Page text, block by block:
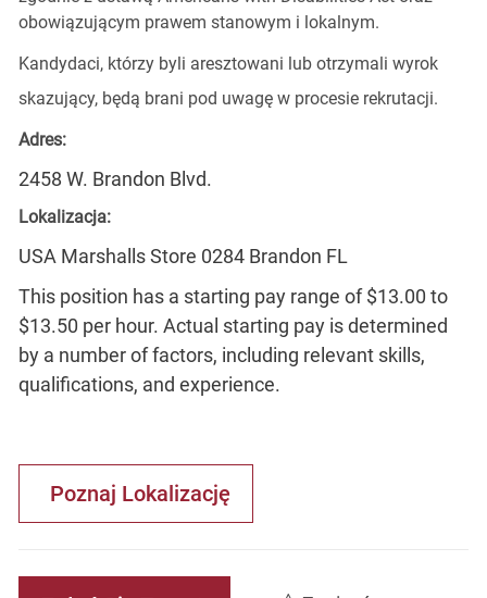
obowiązującym prawem stanowym i lokalnym.
Kandydaci, którzy byli aresztowani lub otrzymali wyrok
skazujący, będą brani pod uwagę w procesie rekrutacji.
Adres:
2458 W. Brandon Blvd.
Lokalizacja:
USA Marshalls Store 0284 Brandon FL
This position has a starting pay range of $13.00 to
$13.50 per hour. Actual starting pay is determined
by a number of factors, including relevant skills,
qualifications, and experience.
Poznaj Lokalizację